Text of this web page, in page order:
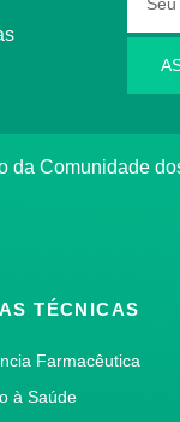
da Comunidade
TÉCNICAS
Farmacêutica
à Saúde